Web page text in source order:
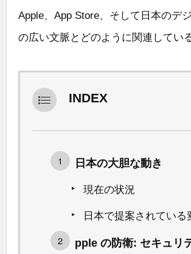
Apple、App Store、そして日本のデ
の広い文脈とどのように関連してい
INDEX
日本の大胆な動き
現在の状況
日本で提案されている
pple の防衛: セキュリ